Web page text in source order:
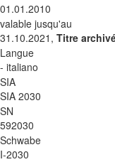
01.01.2010
valable jusqu'au
31.10.2021, Titre
Langue
- italiano
SIA
SIA 2030
SN
592030
Schwabe
I-2030